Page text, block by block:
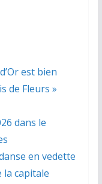
est bien
de Fleurs »
dans le
en vedette
la capitale